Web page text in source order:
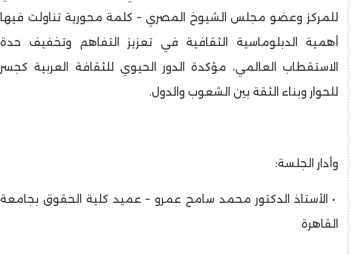
للمركز وعضو مجلس الشيوخ المصري – كلمة محورية تناولت فيها
أهمية الدبلوماسية الثقافية في تعزيز التفاهم وتخفيف حدة
الاستقطاب العالمي، مؤكدة الدور الحيوي للثقافة العربية كجسر
للحوار وبناء الثقة بين الشعوب والدول.
وأدار الجلسة:
• الأستاذ الدكتور محمد سامح عمرو – عميد كلية الحقوق بجامعة
القاهرة